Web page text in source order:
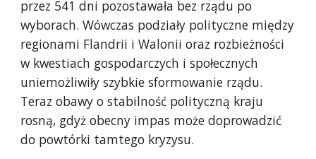
przez 541 dni pozostawała bez rządu po
wyborach. Wówczas podziały polityczne między
regionami Flandrii i Walonii oraz rozbieżności
w kwestiach gospodarczych i społecznych
uniemożliwiły szybkie sformowanie rządu.
Teraz obawy o stabilność polityczną kraju
rosną, gdyż obecny impas może doprowadzić
do powtórki tamtego kryzysu.